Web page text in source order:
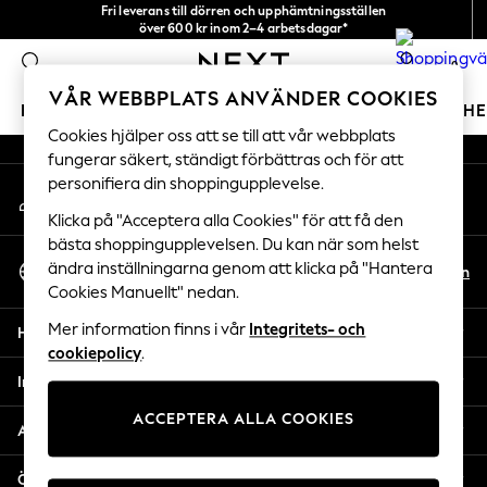
Fri leverans till dörren och upphämtningsställen
över 600 kr inom 2–4 arbetsdagar*
0
FLICKOR POJKAR BABY DAMER HERRAR
GIRLS
New In
50 - 92cm
98 - 110cm
116 - 134cm
140 - 174cm
Trending: Top & Short Sets
Trending: Clogs
All Clothing
Coats & Jackets
Sweatshirts & Hoodies
An error occurred on client
Våra sociala nätverk
Mitt konto
Logga in på ditt konto
Välj Språk
Svenska
Sv En
Hjälp
Integritet & Juridik
Avdelningar
Övriga tjänster
VÅR WEBBPLATS ANVÄNDER COOKIES
Cookies hjälper oss att se till att vår webbplats
fungerar säkert, ständigt förbättras och för att
personifiera din shoppingupplevelse.
Klicka på "Acceptera alla Cookies" för att få den
bästa shoppingupplevelsen. Du kan när som helst
ändra inställningarna genom att klicka på "Hantera
Cookies Manuellt" nedan.
Mer information finns i vår Integritets- och
cookiepolicy.
ACCEPTERA ALLA COOKIES